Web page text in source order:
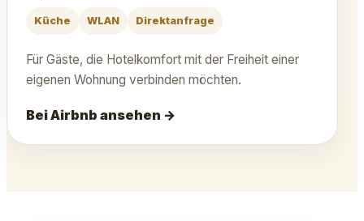
Küche WLAN Direktanfrage
Für Gäste, die Hotelkomfort mit der Freiheit einer
eigenen Wohnung verbinden möchten.
Bei Airbnb ansehen →